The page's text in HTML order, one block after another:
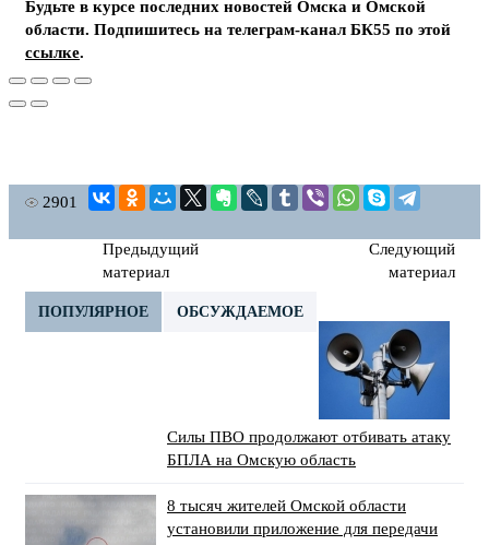
Будьте в курсе последних новостей Омска и Омской
области. Подпишитесь на телеграм-канал БК55 по этой
ссылке.
2901
Предыдущий
материал
Следующий
материал
ПОПУЛЯРНОЕ ОБСУЖДАЕМОЕ
Силы ПВО продолжают отбивать атаку
БПЛА на Омскую область
8 тысяч жителей Омской области
установили приложение для передачи